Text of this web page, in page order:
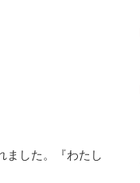
ました。『わたし